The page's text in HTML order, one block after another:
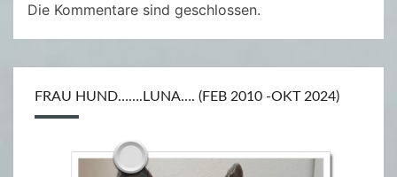
Die Kommentare sind geschlossen.
FRAU HUND…….LUNA…. (FEB 2010 -OKT 2024)